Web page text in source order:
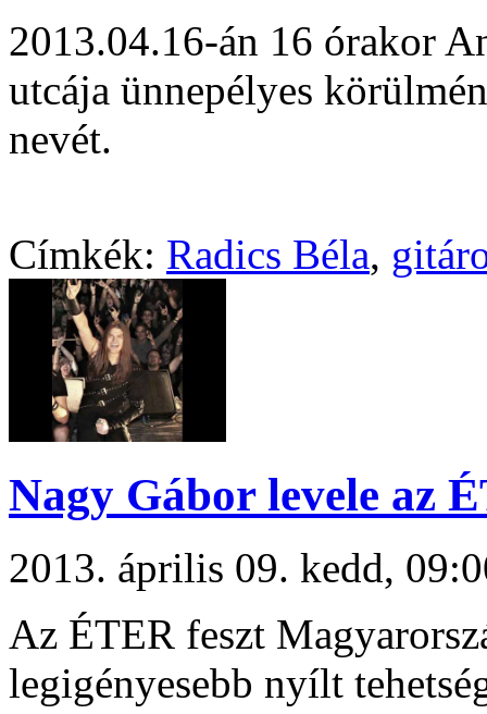
2013.04.16-án 16 órakor
utcája ünnepélyes
nevét.
Címkék: Radics Béla,
Nagy Gábor levele az
2013. április 09. kedd,
Az ÉTER feszt
legigényesebb nyílt